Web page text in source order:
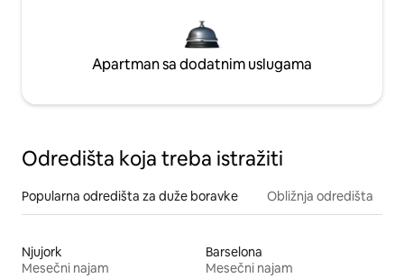
Apartman sa dodatnim uslugama
Odredišta koja treba istražiti
Popularna odredišta za duže boravke Obližnja odredišta
Njujork
Mesečni najam
Barselona
Mesečni najam